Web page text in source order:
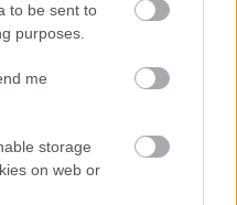
to be sent to
purposes.
me
storage
on web or